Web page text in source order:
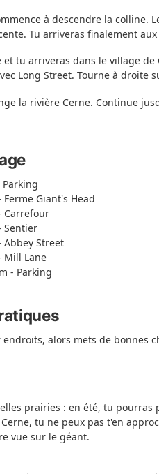
à descendre la colline.
Tu arriveras finalement
et tu arriveras dans le village
Long Street. Tourne à droite
la rivière Cerne. Continue
Giant's Head
Carrefour
Sentier
Street
Mill Lane
- Parking
alors mets de bonnes
prairies : en été, tu
tu ne peux pas t'en
vue sur le géant.